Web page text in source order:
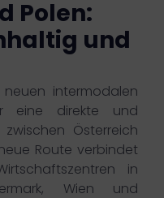
Polen:
und
intermodalen
eine direkte und
Österreich
Route verbindet
in
Wien und